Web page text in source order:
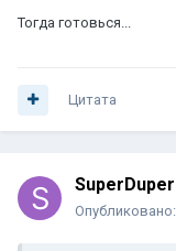
Тогда готовься...
Цитата
SuperDuper
Опубликовано: